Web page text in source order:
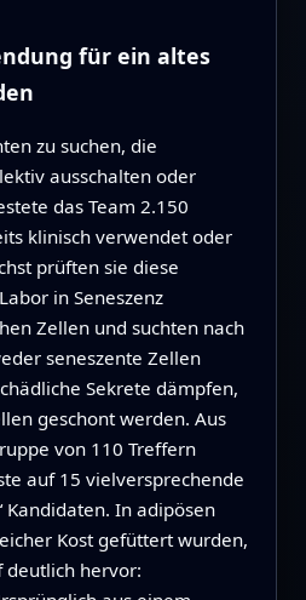
für ein altes
zu suchen, die
ausschalten oder
das Team 2.150
klinisch verwendet oder
prüften sie diese
in Seneszenz
Zellen und suchten nach
seneszente Zellen
Sekrete dämpfen,
geschont werden. Aus
von 110 Treffern
auf 15 vielversprechende
Kandidaten. In adipösen
Kost gefüttert wurden,
deutlich hervor: